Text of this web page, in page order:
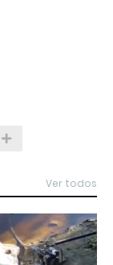
Ver todos